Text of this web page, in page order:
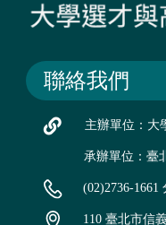
聯絡我們
主辦單位：大
承辦單位：臺
(02)2736-1661
110 臺北市信